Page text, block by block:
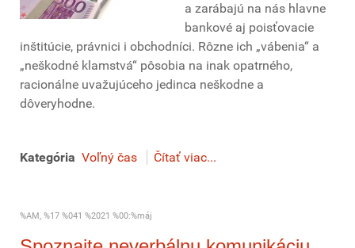
a zarábajú na nás hlavne
bankové aj poisťovacie
inštitúcie, právnici i obchodníci. Rôzne ich „vábenia“ a
„neškodné klamstvá“ pôsobia na inak opatrného,
racionálne uvažujúceho jedinca neškodne a
dôveryhodne.
Kategória Voľný čas Čítať viac...
%AM, %17 %041 %2021 %00:%máj